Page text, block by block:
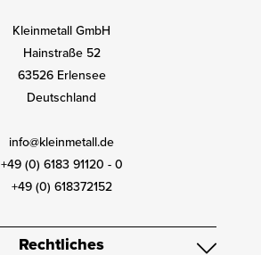
Kleinmetall GmbH
Hainstraße 52
63526 Erlensee
Deutschland
info@kleinmetall.de
+49 (0) 6183 91120 - 0
+49 (0) 618372152
Rechtliches